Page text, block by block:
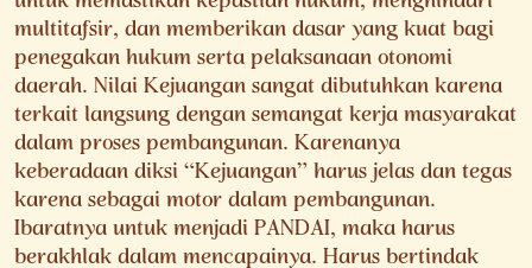
multitafsir, dan memberikan dasar yang kuat bagi
penegakan hukum serta pelaksanaan otonomi
daerah. Nilai Kejuangan sangat dibutuhkan karena
terkait langsung dengan semangat kerja masyarakat
dalam proses pembangunan. Karenanya
keberadaan diksi “Kejuangan” harus jelas dan tegas
karena sebagai motor dalam pembangunan.
Ibaratnya untuk menjadi PANDAI, maka harus